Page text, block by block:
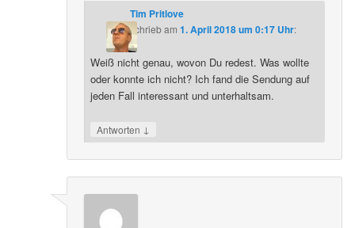
Tim Pritlove
schriebam 1. April 2018 um 0:17 Uhr:
Weiß nicht genau, wovon Du redest. Was wollte
oder konnte ich nicht? Ich fand die Sendung auf
jeden Fall interessant und unterhaltsam.
Antworten ↓